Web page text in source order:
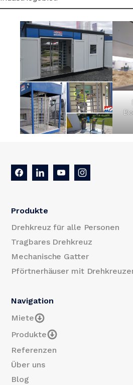
Produkte
Drehkreuz für alle Personen
Tragbares Drehkreuz
Mechanische Gatter
Pförtnerhäuser mit
Navigation
Miete
Produkte
Referenzen
Über uns
Blog